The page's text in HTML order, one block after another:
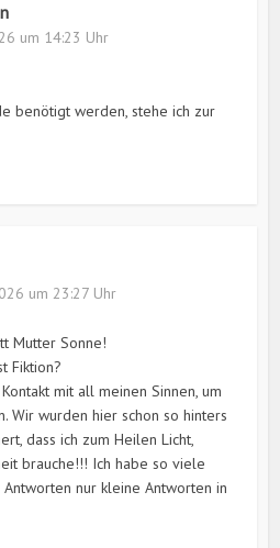
um 14:23 Uhr
benötigt werden, stehe ich zur
um 23:27 Uhr
Mutter Sonne!
Fiktion?
mit all meinen Sinnen, um
Wir wurden hier schon so hinters
dass ich zum Heilen Licht,
brauche!!! Ich habe so viele
nur kleine Antworten in